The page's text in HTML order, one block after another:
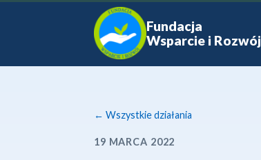
Fundacja
Wsparcie i Rozwój
← Wszystkie działania
19 MARCA 2022